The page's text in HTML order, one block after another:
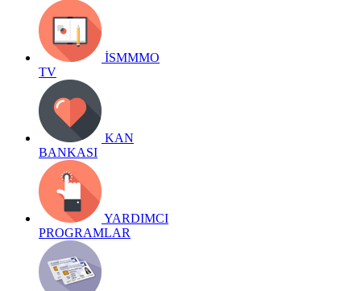
İSMMMO
TV
KAN
BANKASI
YARDIMCI
PROGRAMLAR